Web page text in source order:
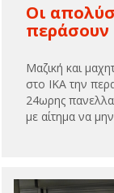
Οι
περάσουν
Μαζική και
στο ΙΚΑ την
24ωρης
με αίτημα να